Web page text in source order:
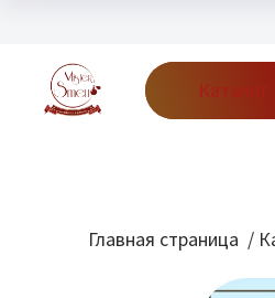
Каталог
Главная страница /